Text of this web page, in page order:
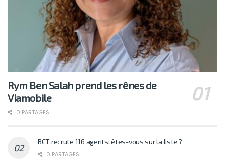
Rym Ben Salah prend les rênes de
Viamobile
0 PARTAGES
BCT recrute 116 agents: êtes-vous sur la liste ?
0 PARTAGES